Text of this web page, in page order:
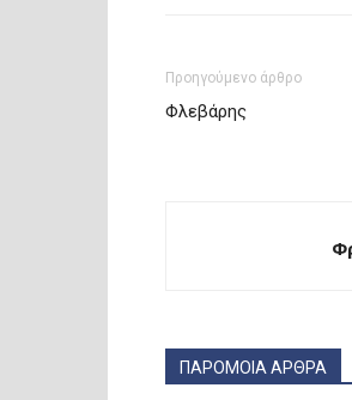
Προηγούμενο άρθρο
Φλεβάρης
ΠΑΡΟΜΟΙΑ ΑΡΘΡΑ